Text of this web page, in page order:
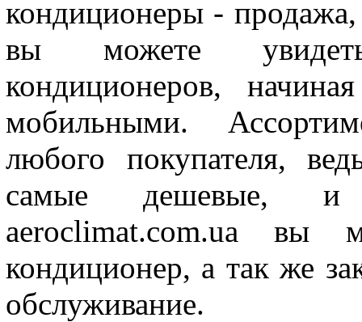
кондиционеры - продажа,
вы можете
кондиционеров,
мобильными.
любого покупателя,
самые дешевые, и
aeroclimat.com.ua вы
кондиционер, а так же
обслуживание.